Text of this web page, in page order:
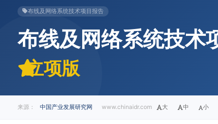
布线及网络系统技术项目报告
布线及网络系统技术
立项版
来源： 中国产业发展研究网 www.chinaidr.com 大 中 小